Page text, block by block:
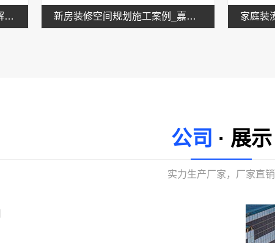
嘉兴城区正规新房装修收费了解由嘉兴美居乐建材科技有限公司提供的报价 新房装修空间规划施工案例_嘉兴美居乐建材科技有限公司
公司 · 展示
实力生产厂家，厂家直销